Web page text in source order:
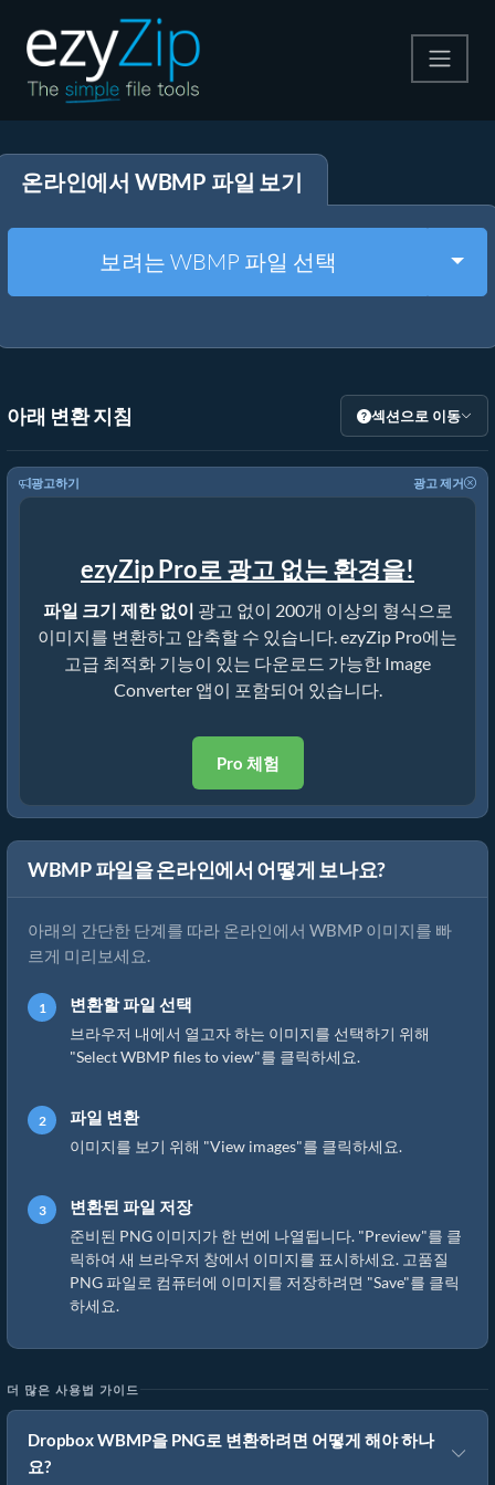
압축 해제
기타 도구
온라인에서 WBMP 파일 보기
보려는 WBMP 파일 선택
아래 변환 지침 섹션으로 이동
광고하기 광고 제거
ezyZip Pro로 광고 없는 환경을!
파일 크기 제한 없이 광고 없이 200개 이상의 형식으로
이미지를 변환하고 압축할 수 있습니다. ezyZip Pro에는
고급 최적화 기능이 있는 다운로드 가능한 Image
Converter 앱이 포함되어 있습니다.
Pro 체험
WBMP 파일을 온라인에서 어떻게 보나요?
아래의 간단한 단계를 따라 온라인에서 WBMP 이미지를 빠
르게 미리보세요.
변환할 파일 선택
브라우저 내에서 열고자 하는 이미지를 선택하기 위해
"Select WBMP files to view"를 클릭하세요.
파일 변환
이미지를 보기 위해 "View images"를 클릭하세요.
변환된 파일 저장
준비된 PNG 이미지가 한 번에 나열됩니다. "Preview"를 클
릭하여 새 브라우저 창에서 이미지를 표시하세요. 고품질
PNG 파일로 컴퓨터에 이미지를 저장하려면 "Save"를 클릭
하세요.
더 많은 사용법 가이드
Dropbox WBMP을 PNG로 변환하려면 어떻게 해야 하나
요?